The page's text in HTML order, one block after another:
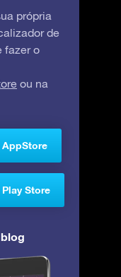
própria
de
fazer o
ou na
AppStore
Store